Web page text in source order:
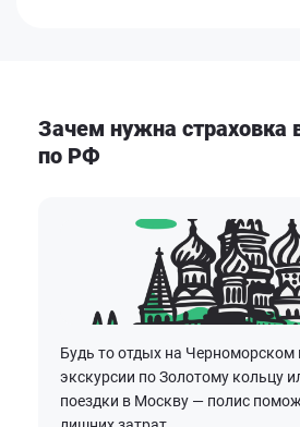
Зачем нужна страховка
по РФ
Будь то отдых на Черноморском
экскурсии по Золотому кольцу
поездки в Москву — полис